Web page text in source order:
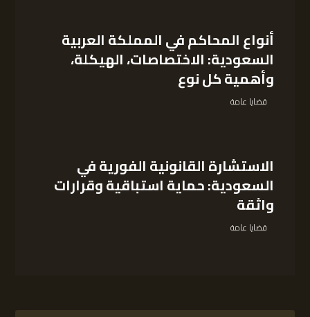
أنواع المحاكم في المملكة العربية
السعودية: الاختصاصات، الهيكلة،
وأهمية كل نوع
قضايا عامة
الاستشارة القانونية الفورية في
السعودية: حماية استباقية وقرارات
واثقة
قضايا عامة